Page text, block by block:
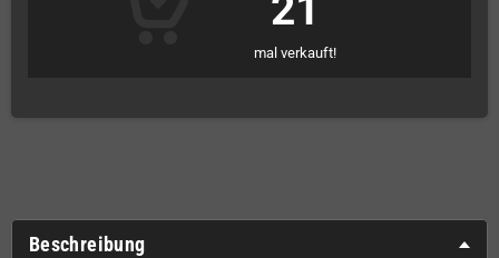
21
mal verkauft!
Beschreibung